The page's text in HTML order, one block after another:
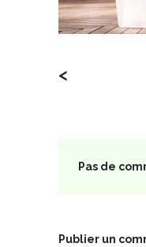
<
Pas de
Publier un